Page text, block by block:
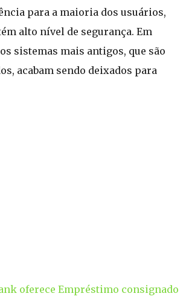
para a maioria dos usuários,
alto nível de segurança. Em
sistemas mais antigos, que são
acabam sendo deixados para
oferece Empréstimo consignado